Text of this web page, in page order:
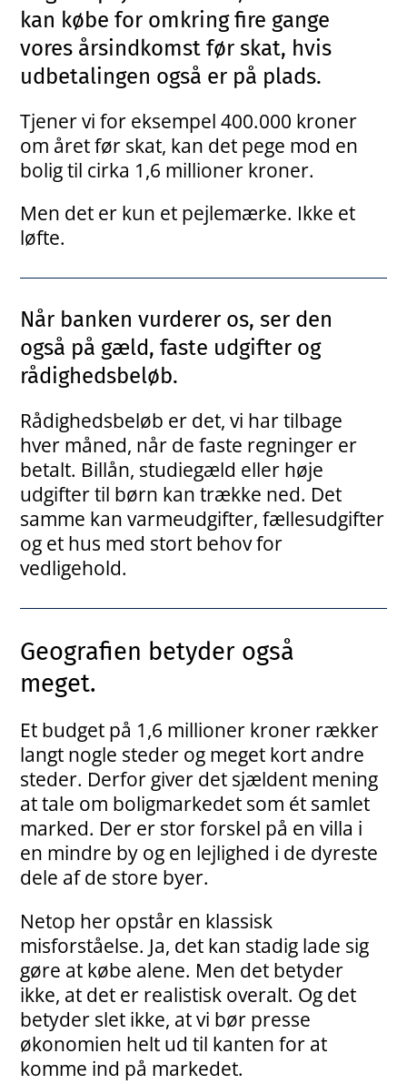
kan købe for omkring fire gange
vores årsindkomst før skat, hvis
udbetalingen også er på plads.
Tjener vi for eksempel 400.000 kroner
om året før skat, kan det pege mod en
bolig til cirka 1,6 millioner kroner.
Men det er kun et pejlemærke. Ikke et
løfte.
Når banken vurderer os, ser den
også på gæld, faste udgifter og
rådighedsbeløb.
Rådighedsbeløb er det, vi har tilbage
hver måned, når de faste regninger er
betalt. Billån, studiegæld eller høje
udgifter til børn kan trække ned. Det
samme kan varmeudgifter, fællesudgifter
og et hus med stort behov for
vedligehold.
Geografien betyder også
meget.
Et budget på 1,6 millioner kroner rækker
langt nogle steder og meget kort andre
steder. Derfor giver det sjældent mening
at tale om boligmarkedet som ét samlet
marked. Der er stor forskel på en villa i
en mindre by og en lejlighed i de dyreste
dele af de store byer.
Netop her opstår en klassisk
misforståelse. Ja, det kan stadig lade sig
gøre at købe alene. Men det betyder
ikke, at det er realistisk overalt. Og det
betyder slet ikke, at vi bør presse
økonomien helt ud til kanten for at
komme ind på markedet.